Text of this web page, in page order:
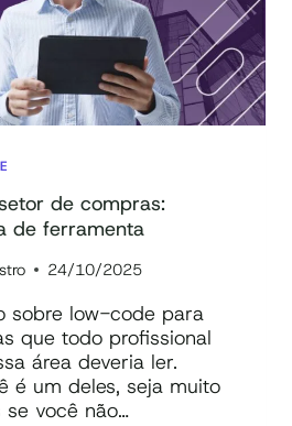
de compras:
de ferramenta
24/10/2025
sobre low-code para
que todo profissional
área deveria ler.
é um deles, seja muito
você não…